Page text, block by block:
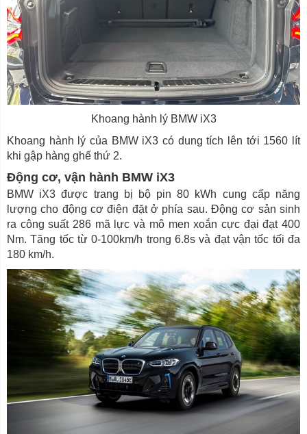
Khoang hành lý BMW iX3
Khoang hành lý của BMW iX3 có dung tích lên tới 1560 lít
khi gập hàng ghế thứ 2.
Động cơ, vận hành BMW iX3
BMW iX3 được trang bị bộ pin 80 kWh cung cấp năng
lượng cho động cơ điện đặt ở phía sau. Động cơ sản sinh
ra công suất 286 mã lực và mô men xoắn cực đại đạt 400
Nm. Tăng tốc từ 0-100km/h trong 6.8s và đạt vận tốc tối đa
180 km/h.